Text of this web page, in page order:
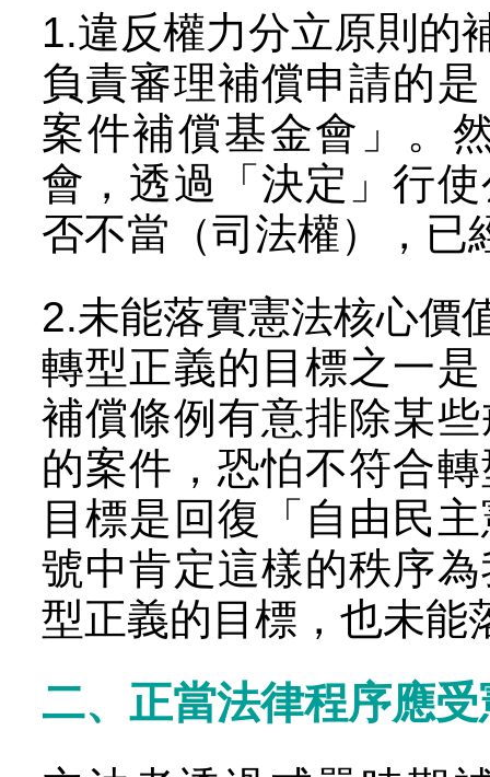
1.違反權力分立原則的
負責審理補償申請的
案件補償基金會」。
會，透過「決定」行
否不當（司法權），已
2.未能落實憲法核心價
轉型正義的目標之一
補償條例有意排除某
的案件，恐怕不符合
目標是回復「自由民
號中肯定這樣的秩序
型正義的目標，也未能
二、正當法律程序應